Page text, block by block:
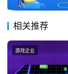
茶
奖
7
相关推荐
游戏企业